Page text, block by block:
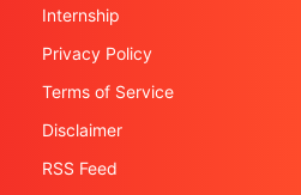
Internship
Privacy Policy
Terms of Service
Disclaimer
RSS Feed